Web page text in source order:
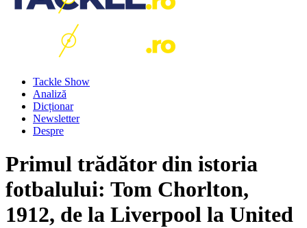
Tackle Show
Analiză
Dicționar
Newsletter
Despre
Primul trădător din istoria
fotbalului: Tom Chorlton,
1912, de la Liverpool la United